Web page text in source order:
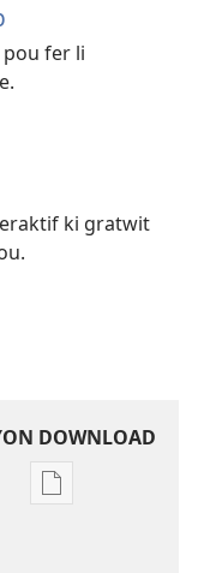
pou fer li
ki gratwit
DOWNLOAD
Opsyon